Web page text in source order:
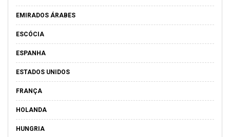
EMIRADOS ÁRABES
ESCÓCIA
ESPANHA
ESTADOS UNIDOS
FRANÇA
HOLANDA
HUNGRIA